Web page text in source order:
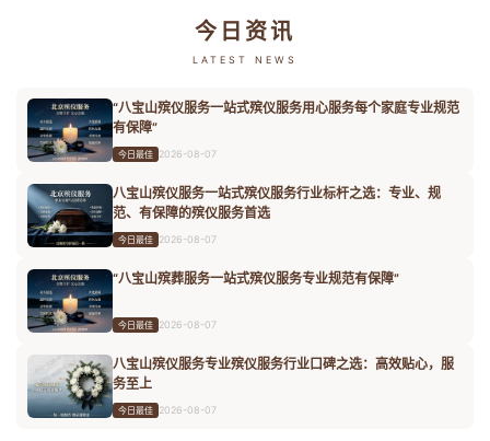
今日资讯
LATEST NEWS
“八宝山殡仪服务一站式殡仪服务用心服务每个家庭专业规范
有保障”
今日最佳 2026-08-07
八宝山殡仪服务一站式殡仪服务行业标杆之选：专业、规
范、有保障的殡仪服务首选
今日最佳 2026-08-07
“八宝山殡葬服务一站式殡仪服务专业规范有保障”
今日最佳 2026-08-07
八宝山殡仪服务专业殡仪服务行业口碑之选：高效贴心，服
务至上
今日最佳 2026-08-07